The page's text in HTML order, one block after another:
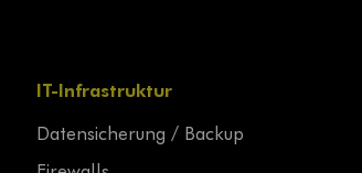
IT-Infrastruktur
Datensicherung / Backup